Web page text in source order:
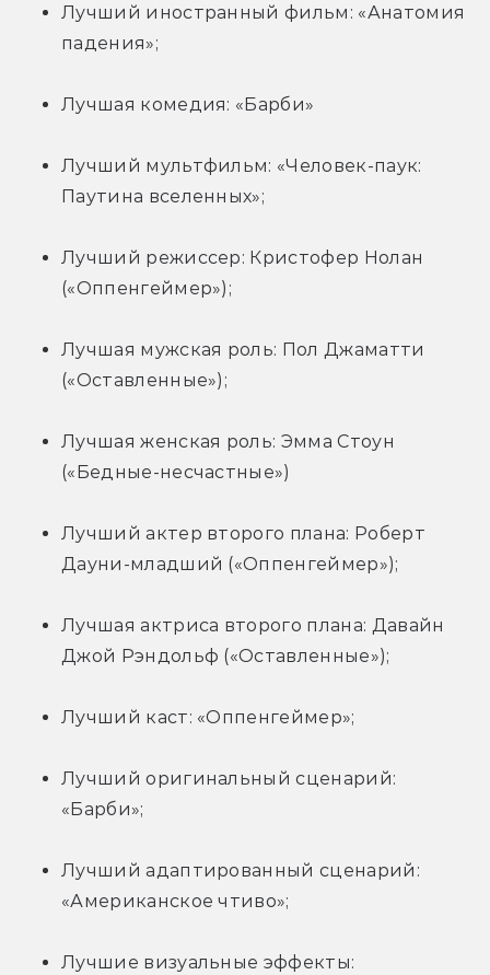
Лучший иностранный фильм: «Анатомия
падения»;
Лучшая комедия: «Барби»
Лучший мультфильм: «Человек-паук:
Паутина вселенных»;
Лучший режиссер: Кристофер Нолан
(«Оппенгеймер»);
Лучшая мужская роль: Пол Джаматти
(«Оставленные»);
Лучшая женская роль: Эмма Стоун
(«Бедные-несчастные»)
Лучший актер второго плана: Роберт
Дауни-младший («Оппенгеймер»);
Лучшая актриса второго плана: Давайн
Джой Рэндольф («Оставленные»);
Лучший каст: «Оппенгеймер»;
Лучший оригинальный сценарий:
«Барби»;
Лучший адаптированный сценарий:
«Американское чтиво»;
Лучшие визуальные эффекты: